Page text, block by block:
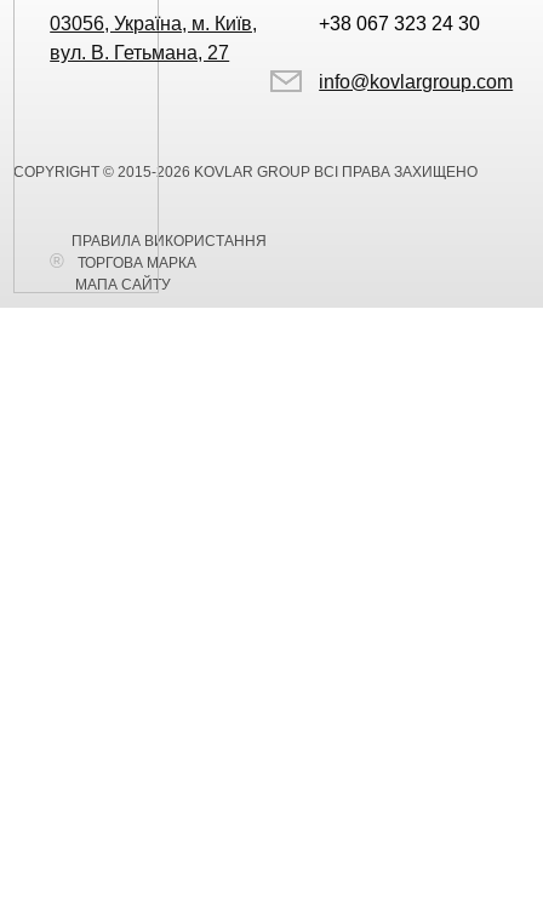
03056, Україна, м. Київ,
вул. В. Гетьмана, 27
+38 067 323 24 30
info@kovlargroup.com
COPYRIGHT © 2015-2026 KOVLAR GROUP ВСІ ПРАВА ЗАХИЩЕНО
ПРАВИЛА ВИКОРИСТАННЯ
ТОРГОВА МАРКА
МАПА САЙТУ